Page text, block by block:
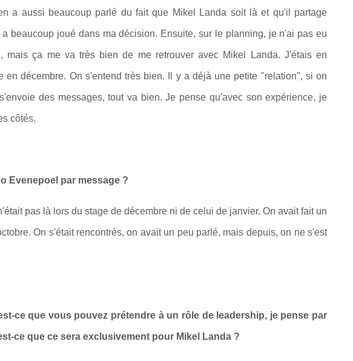
a aussi beaucoup parlé du fait que Mikel Landa soit là et qu'il partage
beaucoup joué dans ma décision. Ensuite, sur le planning, je n'ai pas eu
mais ça me va très bien de me retrouver avec Mikel Landa. J'étais en
en décembre. On s'entend très bien. Il y a déjà une petite "relation", si on
des messages, tout va bien. Je pense qu'avec son expérience, je
côtés.
Evenepoel par message ?
pas là lors du stage de décembre ni de celui de janvier. On avait fait un
On s'était rencontrés, on avait un peu parlé, mais depuis, on ne s'est
ce que vous pouvez prétendre à un rôle de leadership, je pense par
ce que ce sera exclusivement pour Mikel Landa ?